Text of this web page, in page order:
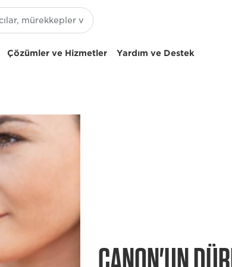
Çözümler ve Hizmetler Yardım ve Destek